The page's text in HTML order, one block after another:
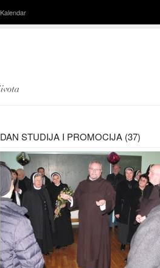
Kalendar
DAN STUDIJA I PROMOCIJA (37)